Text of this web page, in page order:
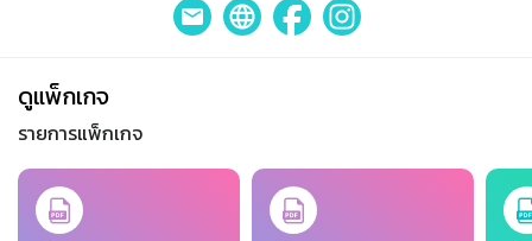
ดูแพ็กเกจ
รายการแพ็กเกจ
Slide 1 of 3